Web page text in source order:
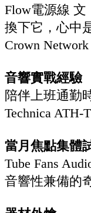
Flow電源線 文
換下它，心中
Crown
音響實戰經驗
陪伴上班通勤
Technica
當月焦點集體
Tube Fans
音響性兼備的